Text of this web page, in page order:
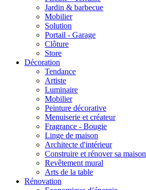
Jardin & barbecue
Mobilier
Solution
Portail - Garage
Clôture
Store
Décoration
Tendance
Artiste
Luminaire
Mobilier
Peinture décorative
Menuiserie et créateur
Fragrance - Bougie
Linge de maison
Architecte d'intérieur
Construire et rénover sa maison
Revêtement mural
Arts de la table
Rénovation